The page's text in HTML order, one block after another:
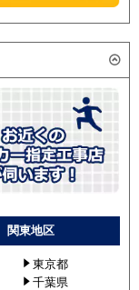
関東地区
東京都
千葉県